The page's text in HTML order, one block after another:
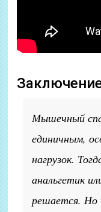
Мышечный
единичным,
нагрузок.
анальгетик
решается.